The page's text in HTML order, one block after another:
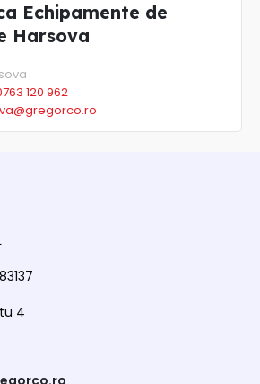
Echipamente de
Harsova
120 962
4